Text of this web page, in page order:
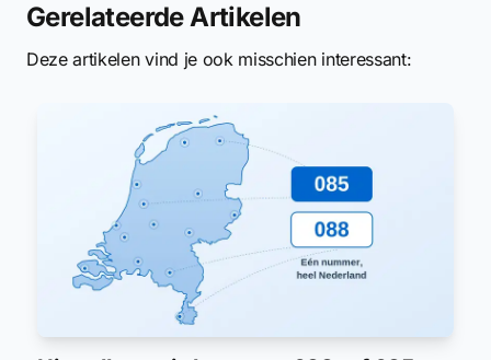
Gerelateerde Artikelen
Deze artikelen vind je ook misschien interessant: